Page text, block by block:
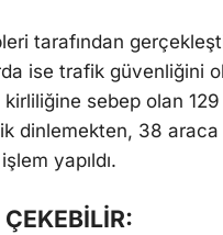
tarafından
ise trafik güvenliğini
sebep olan
dinlemekten, 38 araca
yapıldı.